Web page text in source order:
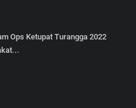
Ops Ketupat Turangga 2022